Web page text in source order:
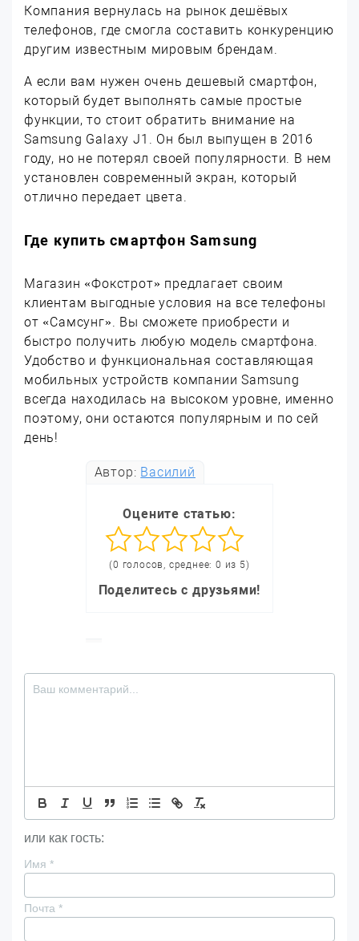
Компания вернулась на рынок дешёвых
телефонов, где смогла составить конкуренцию
другим известным мировым брендам.
А если вам нужен очень дешевый смартфон,
который будет выполнять самые простые
функции, то стоит обратить внимание на
Samsung Galaxy J1. Он был выпущен в 2016
году, но не потерял своей популярности. В нем
установлен современный экран, который
отлично передает цвета.
Где купить смартфон Samsung
Магазин «Фокстрот» предлагает своим
клиентам выгодные условия на все телефоны
от «Самсунг». Вы сможете приобрести и
быстро получить любую модель смартфона.
Удобство и функциональная составляющая
мобильных устройств компании Samsung
всегда находилась на высоком уровне, именно
поэтому, они остаются популярным и по сей
день!
Автор: Василий
Оцените статью:
(0 голосов, среднее: 0 из 5)
Поделитесь с друзьями!
или как гость:
Имя *
Почта *